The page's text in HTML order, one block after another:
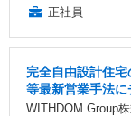
正社員
完全自由設計住
等最新営業手法
WITHDOM Group